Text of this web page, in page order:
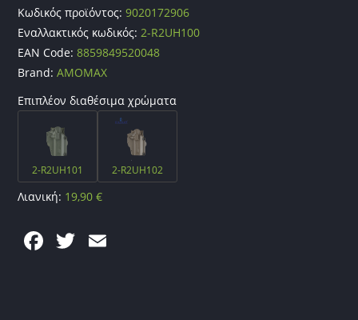
Κωδικός προϊόντος:9020172906
Εναλλακτικός κωδικός: 2-R2UH100
EAN Code:8859849520048
Brand:AMOMAX
Επιπλέον διαθέσιμα χρώματα
2-R2UH101 2-R2UH102
Λιανική: 19,90€
F T